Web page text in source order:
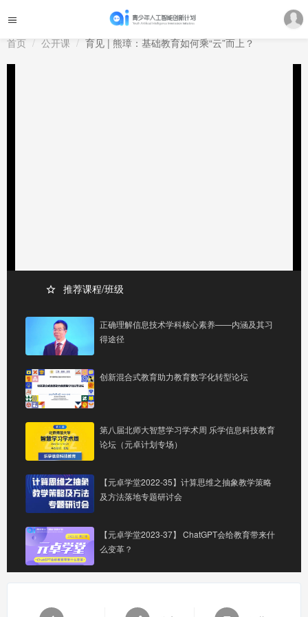
首页 公开课 育见 | 熊璋：基础教育如何乘“云”而上？
推荐课程/班级
正确理解信息技术学科核心素养——内涵及其习
得途径
创新混合式教育助力教育数字化转型论坛
第八届北师大智慧学习学术周 乐学信息科技教育
论坛（元卓计划专场）
【元卓学堂2022-35】计算思维之抽象教学策略
及方法落地专题研讨会
【元卓学堂2023-37】 ChatGPT会给教育带来什
么变革？